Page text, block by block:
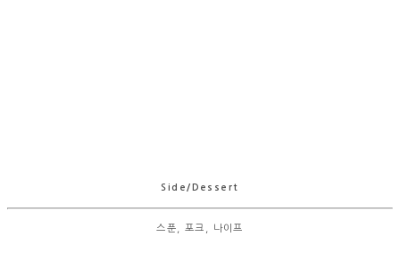
Side/Dessert
스푼, 포크, 나이프